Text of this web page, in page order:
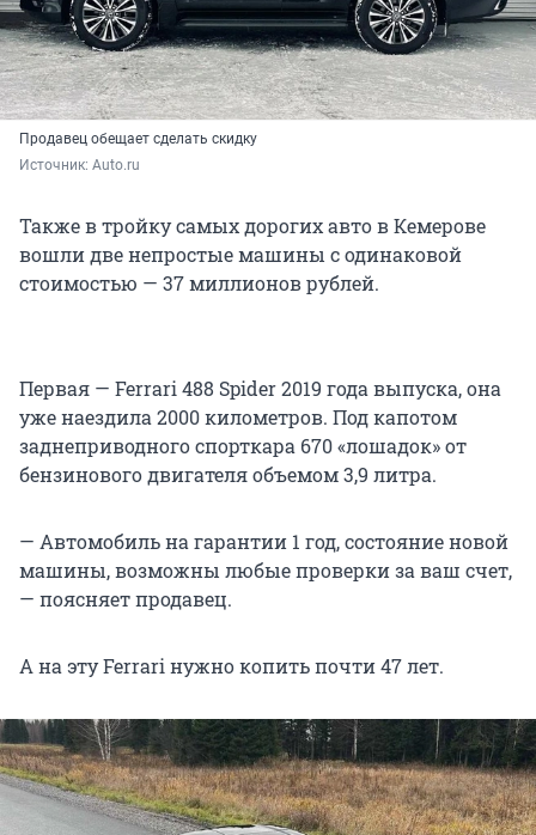
Продавец обещает сделать скидку
Источник: Auto.ru
Также в тройку самых дорогих авто в Кемерове
вошли две непростые машины с одинаковой
стоимостью — 37 миллионов рублей.
Первая — Ferrari 488 Spider 2019 года выпуска, она
уже наездила 2000 километров. Под капотом
заднеприводного спорткара 670 «лошадок» от
бензинового двигателя объемом 3,9 литра.
— Автомобиль на гарантии 1 год, состояние новой
машины, возможны любые проверки за ваш счет,
— поясняет продавец.
А на эту Ferrari нужно копить почти 47 лет.